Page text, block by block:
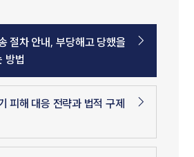
절차 안내, 부당해고 당했을
방법
피해 대응 전략과 법적 구제